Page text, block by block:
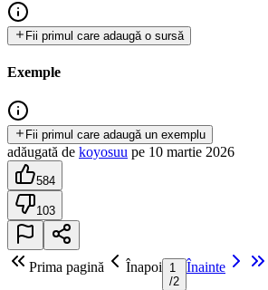
Fii primul care adaugă o sursă
Exemple
Fii primul care adaugă un exemplu
adăugată de koyosuu pe 10 martie 2026
584
103
Prima pagină Înapoi
1
/2
Înainte